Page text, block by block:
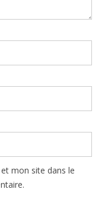
mon site dans le